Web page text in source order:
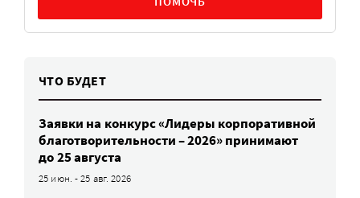
ЧТО БУДЕТ
Заявки на конкурс «Лидеры корпоративной
благотворительности – 2026» принимают
до 25 августа
25 июн. - 25 авг. 2026